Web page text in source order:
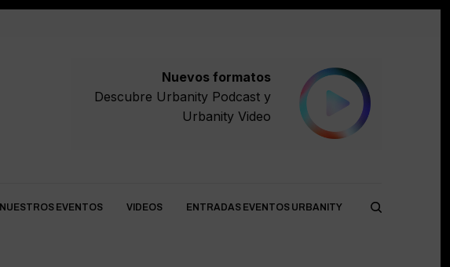
Nuevos formatos
Descubre Urbanity Podcasty
Urbanity Video
NUESTROS EVENTOS VIDEOS ENTRADAS EVENTOS URBANITY